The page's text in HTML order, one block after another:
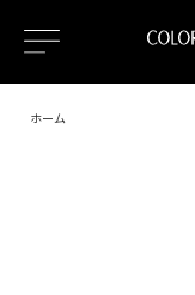
ホーム